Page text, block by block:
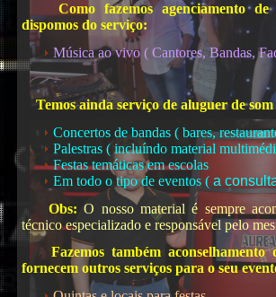
Karaoke
Como fazemos agenciamento de
dispomos do serviço:
Música ao vivo ( Cantores, Bandas,
Temos ainda serviço de aluguer de
Concertos de bandas ( bares,
Palestras ( incluíndo material
Festas temáticas em escolas
Em todo o tipo de eventos (a
Obs: O nosso material é sempre
técnico especializado e responsável pelo
Fazemos também aconselhamento
fornecem outros serviços para o seu